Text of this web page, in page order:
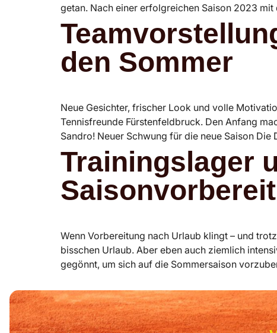
getan. Nach einer erfolgreichen Saison 2023
den Sommer
Neue Gesichter, frischer Look und volle
Tennisfreunde Fürstenfeldbruck. Den Anfang
Sandro! Neuer Schwung für die neue Saison
Trainingslager
Wenn Vorbereitung nach Urlaub klingt – und
bisschen Urlaub. Aber eben auch ziemlich
gegönnt, um sich auf die Sommersaison